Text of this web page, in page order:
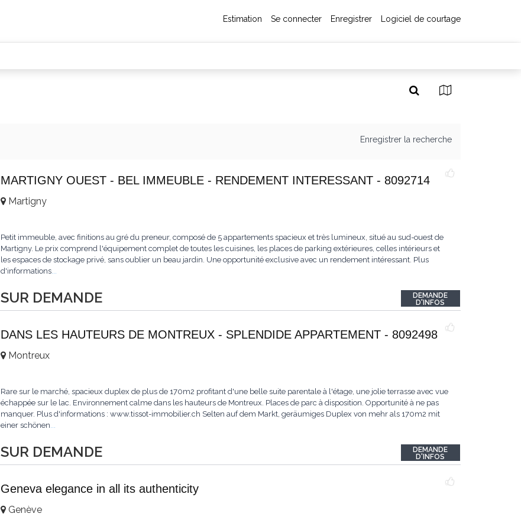
Estimation Se connecter Enregistrer Logiciel de courtage
Enregistrer la recherche
MARTIGNY OUEST - BEL IMMEUBLE - RENDEMENT INTERESSANT - 8092714
SUR DEMANDE
Martigny
Petit immeuble, avec finitions au gré du preneur, composé de 5 appartements spacieux et très lumineux, situé au sud-ouest de
Martigny. Le prix comprend l'équipement complet de toutes les cuisines, les places de parking extérieures, celles intérieurs et
les espaces de stockage privé, sans oublier un beau jardin. Une opportunité exclusive avec un rendement intéressant. Plus
d'informations...
DEMANDE
D'INFOS
DANS LES HAUTEURS DE MONTREUX - SPLENDIDE APPARTEMENT - 8092498
SUR DEMANDE
Montreux
Rare sur le marché, spacieux duplex de plus de 170m2 profitant d'une belle suite parentale à l'étage, une jolie terrasse avec vue
échappée sur le lac. Environnement calme dans les hauteurs de Montreux. Places de parc à disposition. Opportunité à ne pas
manquer. Plus d'informations : www.tissot-immobilier.ch Selten auf dem Markt, geräumiges Duplex von mehr als 170m2 mit
einer schönen...
DEMANDE
D'INFOS
Geneva elegance in all its authenticity
Genève